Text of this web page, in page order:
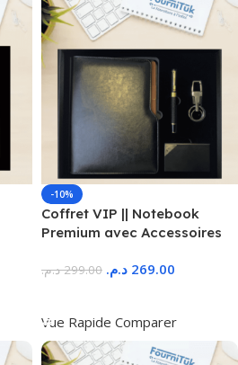
-10%
Coffret VIP || Notebook
Premium avec Accessoires
299.00 د.م. 269.00 د.م.
Vue Rapide Comparer